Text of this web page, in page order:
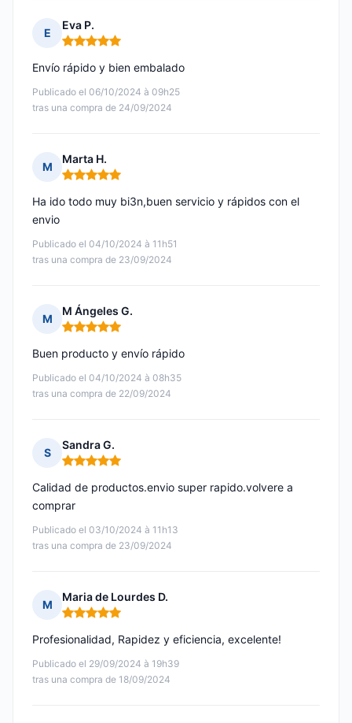
E
Eva P.
Nota: 5 de 5
Publicado el 06/10/2024 à 09h25
tras una compra de 24/09/2024
Envío rápido y bien embalado
M
Marta H.
Nota: 5 de 5
Publicado el 04/10/2024 à 11h51
tras una compra de 23/09/2024
Ha ido todo muy bi3n,buen servicio y rápidos con el
envio
M
M Ángeles G.
Nota: 5 de 5
Publicado el 04/10/2024 à 08h35
tras una compra de 22/09/2024
Buen producto y envío rápido
S
Sandra G.
Nota: 5 de 5
Publicado el 03/10/2024 à 11h13
tras una compra de 23/09/2024
Calidad de productos.envio super rapido.volvere a
comprar
M
Maria de Lourdes D.
Nota: 5 de 5
Publicado el 29/09/2024 à 19h39
tras una compra de 18/09/2024
Profesionalidad, Rapidez y eficiencia, excelente!